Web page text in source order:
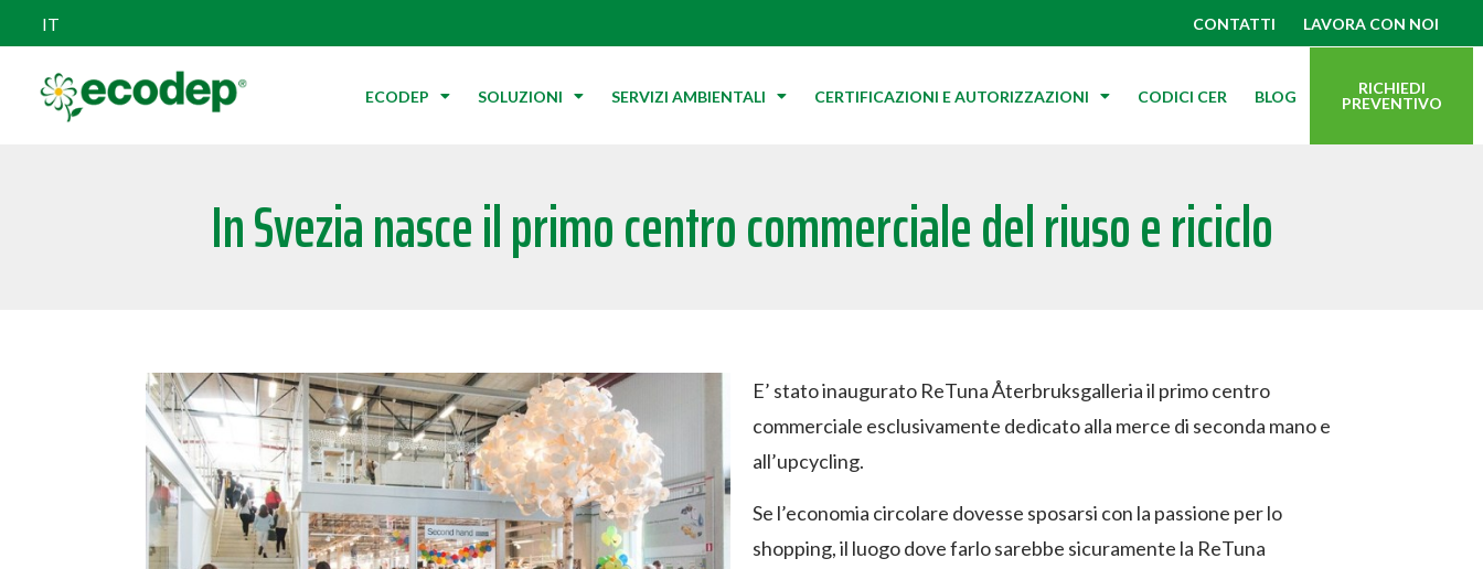
IT CONTATTI LAVORA CON NOI
ECODEP SOLUZIONI SERVIZI AMBIENTALI CERTIFICAZIONI E AUTORIZZAZIONI CODICI CER BLOG
RICHIEDI
PREVENTIVO
In Svezia nasce il primo centro commerciale del riuso e riciclo
E’ stato inaugurato ReTuna Återbruksgalleria il primo centro
commerciale esclusivamente dedicato alla merce di seconda mano e
all’upcycling.
Se l’economia circolare dovesse sposarsi con la passione per lo
shopping, il luogo dove farlo sarebbe sicuramente la ReTuna